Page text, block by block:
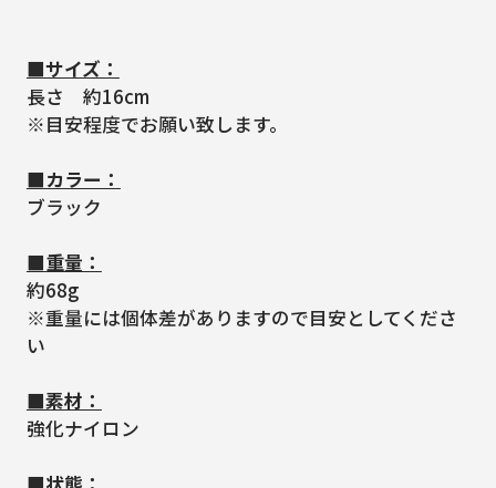
■サイズ：
長さ 約16cm
※目安程度でお願い致します。
■カラー：
ブラック
■重量：
約68g
※重量には個体差がありますので目安としてくださ
い
■素材：
強化ナイロン